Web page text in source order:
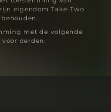
eigendom Take-Two
met de volgende
derden: